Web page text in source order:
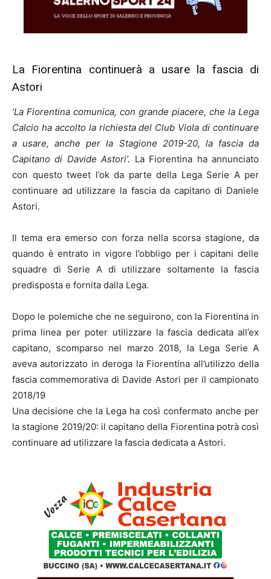
La Fiorentina continuerà a usare la fascia di
Astori
‘La Fiorentina comunica, con grande piacere, che la Lega
Calcio ha accolto la richiesta del Club Viola di continuare
a usare, anche per la Stagione 2019-20, la fascia da
Capitano di Davide Astori’. La Fiorentina ha annunciato
con questo tweet l’ok da parte della Lega Serie A per
continuare ad utilizzare la fascia da capitano di Daniele
Astori.
Il tema era emerso con forza nella scorsa stagione, da
quando è entrato in vigore l’obbligo per i capitani delle
squadre di Serie A di utilizzare soltamente la fascia
predisposta e fornita dalla Lega.
Dopo le polemiche che ne seguirono, con la Fiorentina in
prima linea per poter utilizzare la fascia dedicata all’ex
capitano, scomparso nel marzo 2018, la Lega Serie A
aveva autorizzato in deroga la Fiorentina all’utilizzo della
fascia commemorativa di Davide Astori per il campionato
2018/19
Una decisione che la Lega ha così confermato anche per
la stagione 2019/20: il capitano della Fiorentina potrà così
continuare ad utilizzare la fascia dedicata a Astori.